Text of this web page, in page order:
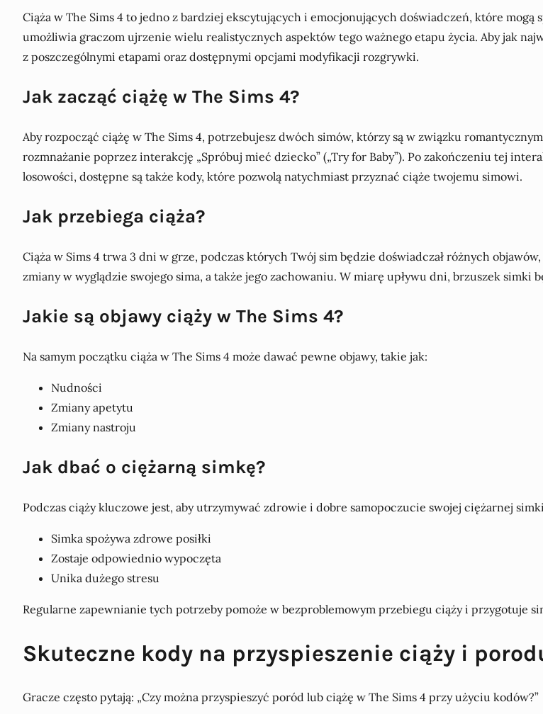
Ciąża w The Sims 4 to jedno z bardziej ekscytujących i emocjonujących doświadczeń, które mogą
umożliwia graczom ujrzenie wielu realistycznych aspektów tego ważnego etapu życia. Aby jak
z poszczególnymi etapami oraz dostępnymi opcjami modyfikacji rozgrywki.
Jak zacząć ciążę w The Sims 4?
Aby rozpocząć ciążę w The Sims 4, potrzebujesz dwóch simów, którzy są w związku
rozmnażanie poprzez interakcję „Spróbuj mieć dziecko” („Try for Baby”). Po zakończeniu tej
losowości, dostępne są także kody, które pozwolą natychmiast przyznać ciąże twojemu simowi.
Jak przebiega ciąża?
Ciąża w Sims 4 trwa 3 dni w grze, podczas których Twój sim będzie doświadczał różnych
zmiany w wyglądzie swojego sima, a także jego zachowaniu. W miarę upływu dni, brzuszek simki
Jakie są objawy ciąży w The Sims 4?
Na samym początku ciąża w The Sims 4 może dawać pewne objawy, takie jak:
Nudności
Zmiany apetytu
Zmiany nastroju
Jak dbać o ciężarną simkę?
Podczas ciąży kluczowe jest, aby utrzymywać zdrowie i dobre samopoczucie swojej ciężarnej
Simka spożywa zdrowe posiłki
Zostaje odpowiednio wypoczęta
Unika dużego stresu
Regularne zapewnianie tych potrzeby pomoże w bezproblemowym przebiegu ciąży i przygotuje
Skuteczne kody na przyspieszenie ciąży i
Gracze często pytają: „Czy można przyspieszyć poród lub ciążę w The Sims 4 przy użyciu kodów?”